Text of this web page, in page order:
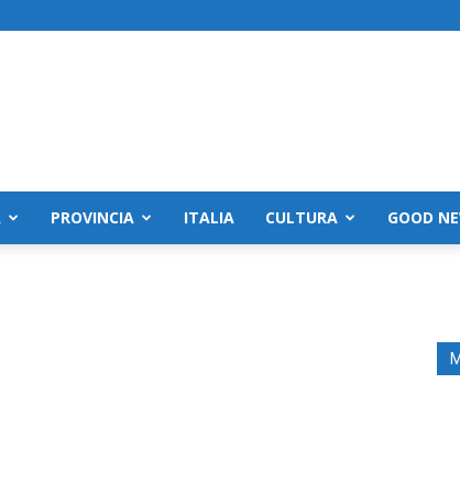
PROVINCIA ITALIA CULTURA GOOD